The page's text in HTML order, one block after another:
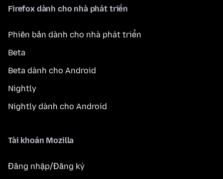
Firefox dành cho nhà phát triển
Phiên bản dành cho nhà phát triển
Beta
Beta dành cho Android
Nightly
Nightly dành cho Android
Tài khoản Mozilla
Đăng nhập/Đăng ký